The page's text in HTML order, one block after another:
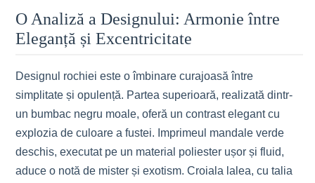
O Analiză a Designului: Armonie între
Eleganță și Excentricitate
Designul rochiei este o îmbinare curajoasă între
simplitate și opulență. Partea superioară, realizată dintr-
un bumbac negru moale, oferă un contrast elegant cu
explozia de culoare a fustei. Imprimeul mandale verde
deschis, executat pe un material poliester ușor și fluid,
aduce o notă de mister și exotism. Croiala lalea, cu talia